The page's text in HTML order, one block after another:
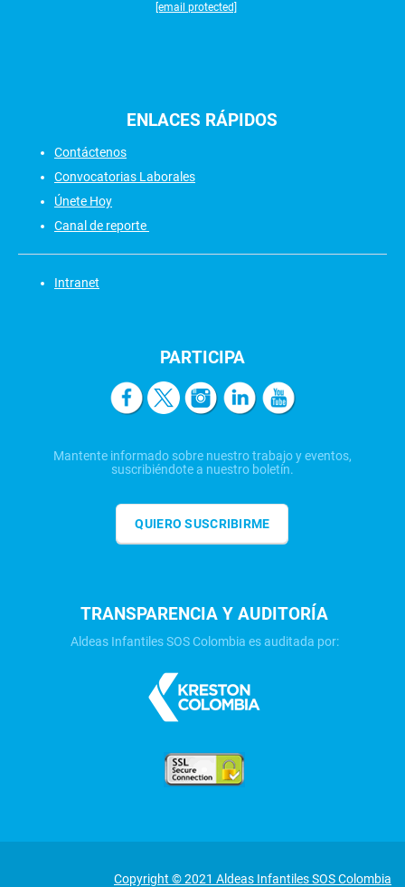
[email protected]
ENLACES RÁPIDOS
Contáctenos
Convocatorias Laborales
Únete Hoy
Canal de reporte
Intranet
PARTICIPA
Mantente informado sobre nuestro trabajo y eventos,
suscribiéndote a nuestro boletín.
QUIERO SUSCRIBIRME
TRANSPARENCIA Y AUDITORÍA
Aldeas Infantiles SOS Colombia es auditada por:
Copyright © 2021 Aldeas Infantiles SOS Colombia